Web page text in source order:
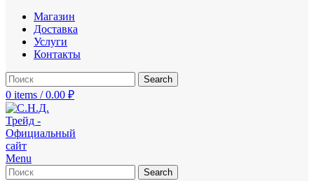
Магазин
Доставка
Услуги
Контакты
Search
0 items / 0.00 ₽
Menu
Search